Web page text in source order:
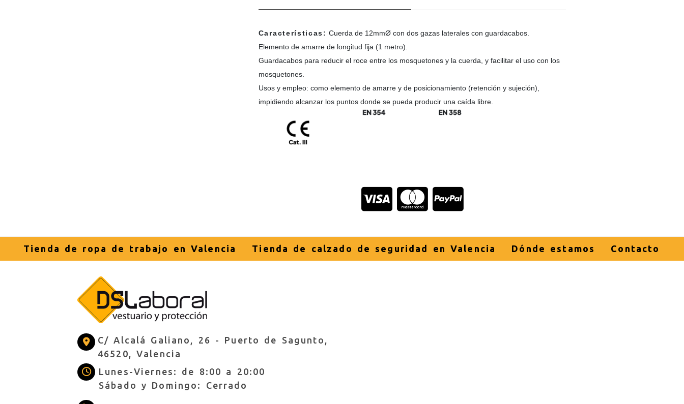
Características: Cuerda de 12mmØ con dos gazas laterales con guardacabos.
Elemento de amarre de longitud fija (1 metro).
Guardacabos para reducir el roce entre los mosquetones y la cuerda, y facilitar el uso con los
mosquetones.
Usos y empleo: como elemento de amarre y de posicionamiento (retención y sujeción),
impidiendo alcanzar los puntos donde se pueda producir una caída libre.
Tienda de ropa de trabajo en Valencia Tienda de calzado de seguridad en Valencia Dónde estamos Contacto
C/ Alcalá Galiano, 26 - Puerto de Sagunto,
46520, Valencia
Lunes-Viernes: de 8:00 a 20:00
Sábado y Domingo: Cerrado